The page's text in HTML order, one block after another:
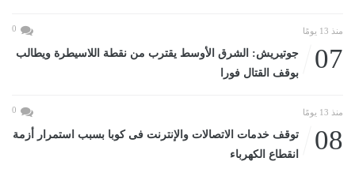
منذ 13 يومًا 0
07
جوتيريش: الشرق الأوسط يقترب من نقطة اللاسيطرة ويطالب
بوقف القتال فورا
منذ 13 يومًا 0
08
توقف خدمات الاتصالات والإنترنت فى كوبا بسبب استمرار أزمة
انقطاع الكهرباء